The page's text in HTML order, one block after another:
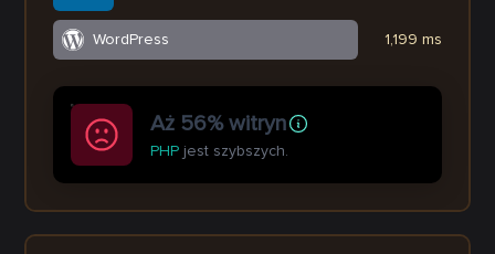
WordPress 1,199 ms
Aż 56% witryn
PHP jest szybszych.